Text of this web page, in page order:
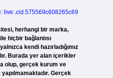
live:.cid.575569c608265c69
herhangi bir marka,
hiçbir bağlantısı
kendi hazırladığımız
Burada yer alan içerikler
olup, gerçek kurum ve
Gerçek